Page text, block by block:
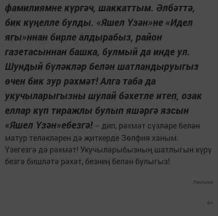
фамилиямне күргәч, шаккаттым. Әлбәттә,
бик күңелле булды. «Яшел Үзән»не «Идел
ягы»ннан бирле алдырабыз, район
газетасыннан башка, булмый да инде ул.
Шундый бүләкләр белән шатландыруыгыз
өчен бик зур рәхмәт! Алга таба да
укучыларыгызны шулай бәхетле итеп, озак
еллар күп тиражлы булып яшәргә язсын
«Яшел Үзән»ебезгә!– дип, рәхмәт сүзләре белән
матур теләкләрен дә җиткерде Зөлфия ханым.
Үзегезгә дә рәхмәт! Укучыларыбызның шатлыгын күрү
безгә биш­ләтә рәхәт, безнең белән булыгыз!
Реклама
6+